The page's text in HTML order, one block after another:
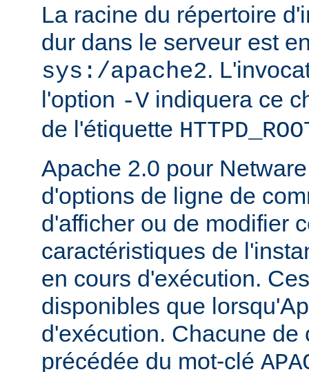
La racine du répertoire
dur dans le serveur est
sys:/apache2.
l'option -V indiquera ce
de l'étiquette
Apache 2.0 pour
d'options de ligne de
d'afficher ou de modifier
caractéristiques de
en cours d'exécution.
disponibles que
d'exécution. Chacune de
précédée du mot-clé